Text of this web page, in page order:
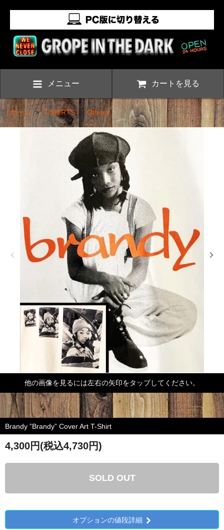
メニュー カートを見る
ホーム>T-SHIRTS>Others
他の画像を見るには左右の矢印をタップしてください。
Brandy ”Brandy” Cover Art T-Shirt
4,300円(税込4,730円)
SOLD OUT
オプションの値段詳細